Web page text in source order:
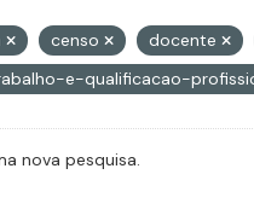
censo docente
e-qualificacao-
nova pesquisa.